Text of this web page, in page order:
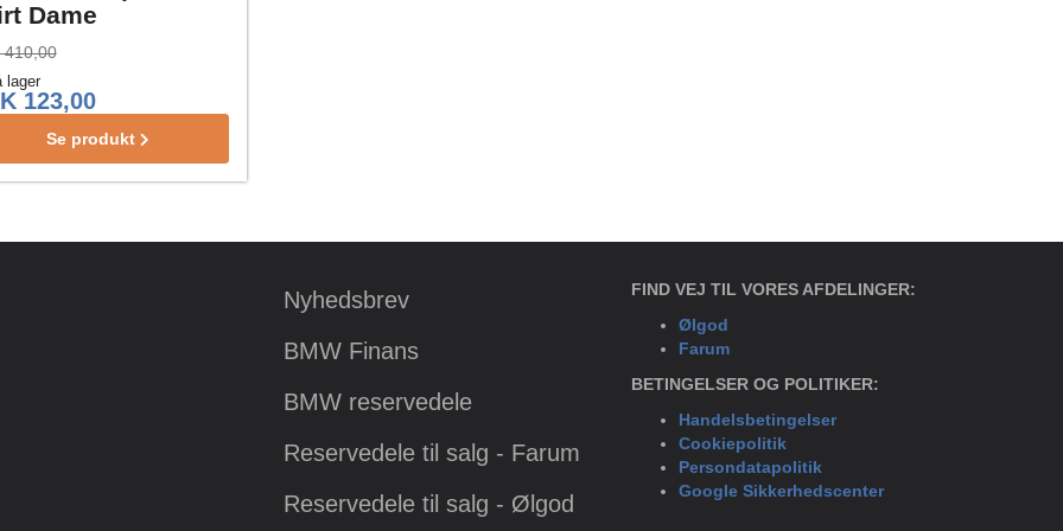
Dame
lager
410,00
123,00
Se produkt
Nyhedsbrev
BMW Finans
BMW reservedele
Reservedele til salg - Farum
Reservedele til salg - Ølgod
FIND VEJ TIL VORES AFDELINGER:
Ølgod
Farum
BETINGELSER OG POLITIKER:
Handelsbetingelser
Cookiepolitik
Persondatapolitik
Google Sikkerhedscenter